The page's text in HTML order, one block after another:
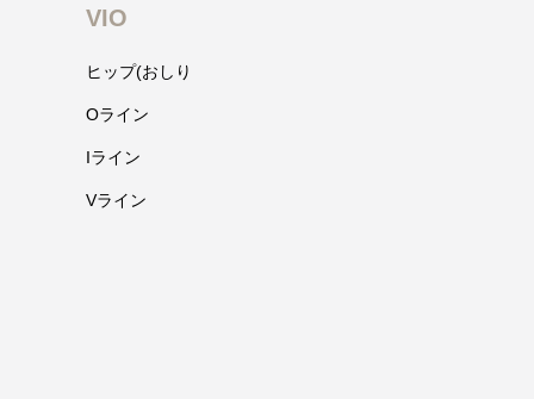
VIO
ヒップ(おしり
Oライン
Iライン
Vライン